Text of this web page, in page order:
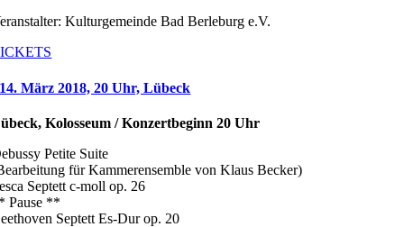
Kulturgemeinde Bad Berleburg e.V.
14. März 2018, 20 Uhr, Lübeck
Kolosseum / Konzertbeginn 20 Uhr
Petite Suite
für Kammerensemble von Klaus Becker)
Septett c-moll op. 26
Pause **
Septett Es-Dur op. 20